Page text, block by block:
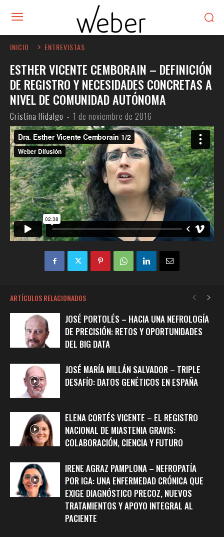
INICIO ENTREVISTAS
ESTHER VICENTE CEMBORAIN – DEFINICIÓN
DE REGISTRO Y NECESIDADES CONCRETAS A
NIVEL DE COMUNIDAD AUTÓNOMA
Cristina Hidalgo - 1 de noviembre de 2016
ARTÍCULOS RELACIONADOS
JOSÉ PORTOLÉS – HACIA UNA NEFROLOGÍA
DE PRECISIÓN: RETOS Y OPORTUNIDADES
DEL BIG DATA
JOSÉ MARÍA MILLÁN SALVADOR – TRIPLE
DESAFÍO: DATOS GENÉTICOS EN ESPAÑA
ELENA CORTÉS VICENTE – EL REGISTRO
NACIONAL DE MIASTENIA GRAVIS:
COLABORACIÓN, CIENCIA Y FUTURO
IRENE AGRAZ PAMPLONA – NEFROPATÍA
POR IGA: UNA ENFERMEDAD CRÓNICA QUE
EXIGE DIAGNÓSTICO PRECOZ, NUEVOS
TRATAMIENTOS Y APOYO INTEGRAL AL
PACIENTE